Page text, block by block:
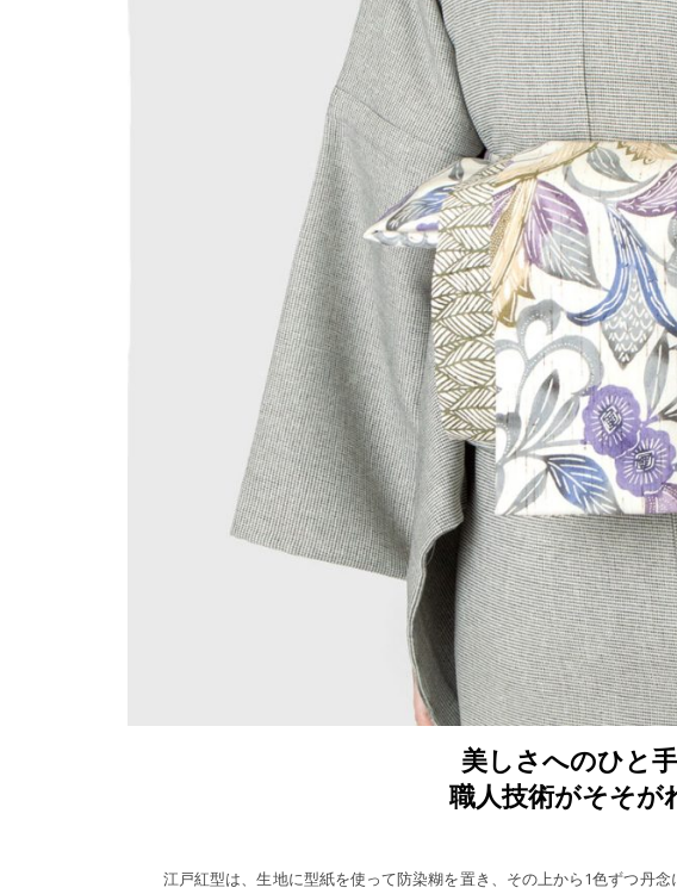
美しさへのひと
職人技術がそそが
江戸紅型は、生地に型紙を使って防染糊を置き、その上から1色ずつ丹